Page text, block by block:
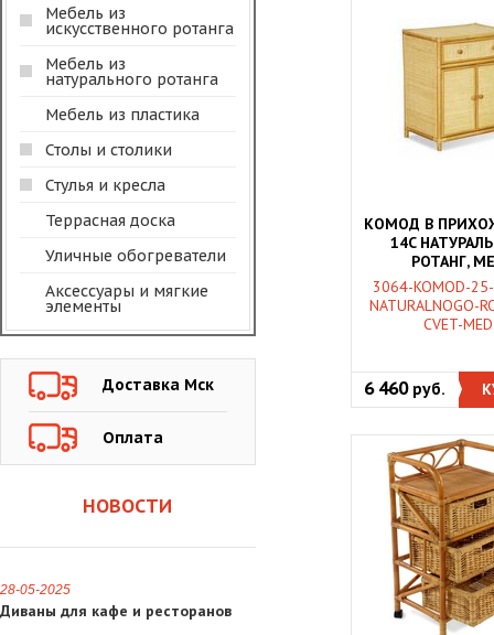
Мебель из
искусственного ротанга
Мебель из
натурального ротанга
Мебель из пластика
Столы и столики
Стулья и кресла
Террасная доска
Уличные обогреватели
Аксессуары и мягкие
элементы
Доставка Мск
Оплата
НОВОСТИ
28-05-2025
Диваны для кафе и ресторанов
КОМОД В
14C
РОТАНГ,
3064-KOMOD-
NATURALNOGO-
CVET-MED
6 460 руб.